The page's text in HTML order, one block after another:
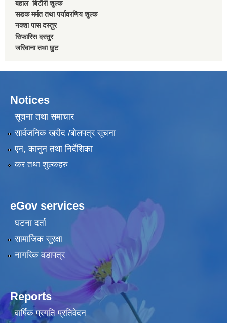
बहाल बिटाैरी शुल्क
सडक मर्मत तथा पर्यावरणिय शुल्क
नक्शा पास दस्तुर
सिफारिस दस्तुर
जरिवाना तथा छुट
Notices
सूचना तथा समाचार
सार्वजनिक खरीद /बोलपत्र सूचना
एन, कानुन तथा निर्देशिका
कर तथा शुल्कहरु
eGov services
घटना दर्ता
सामाजिक सुरक्षा
नागरिक वडापत्र
Reports
वार्षिक प्रगति प्रतिवेदन